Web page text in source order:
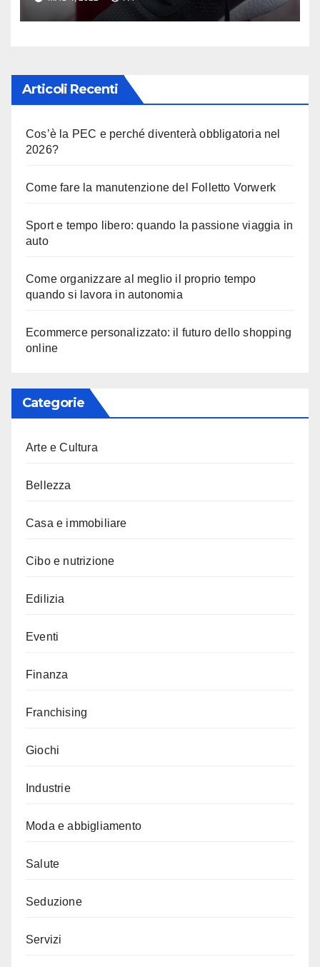
Articoli Recenti
Cos’è la PEC e perché diventerà obbligatoria nel
2026?
Come fare la manutenzione del Folletto Vorwerk
Sport e tempo libero: quando la passione viaggia in
auto
Come organizzare al meglio il proprio tempo
quando si lavora in autonomia
Ecommerce personalizzato: il futuro dello shopping
online
Categorie
Arte e Cultura
Bellezza
Casa e immobiliare
Cibo e nutrizione
Edilizia
Eventi
Finanza
Franchising
Giochi
Industrie
Moda e abbigliamento
Salute
Seduzione
Servizi